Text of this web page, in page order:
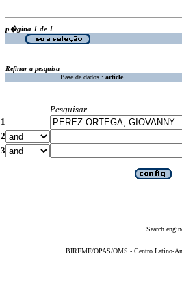
p�gina 1 de 1
Refinar a pesquisa
Base de dados : article
Pesquisar
1
2
3
Search
BIREME/OPAS/OMS - Centro Latino-